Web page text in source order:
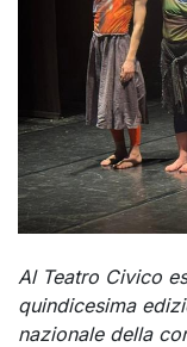
Al Teatro Civico
quindicesima
nazionale della